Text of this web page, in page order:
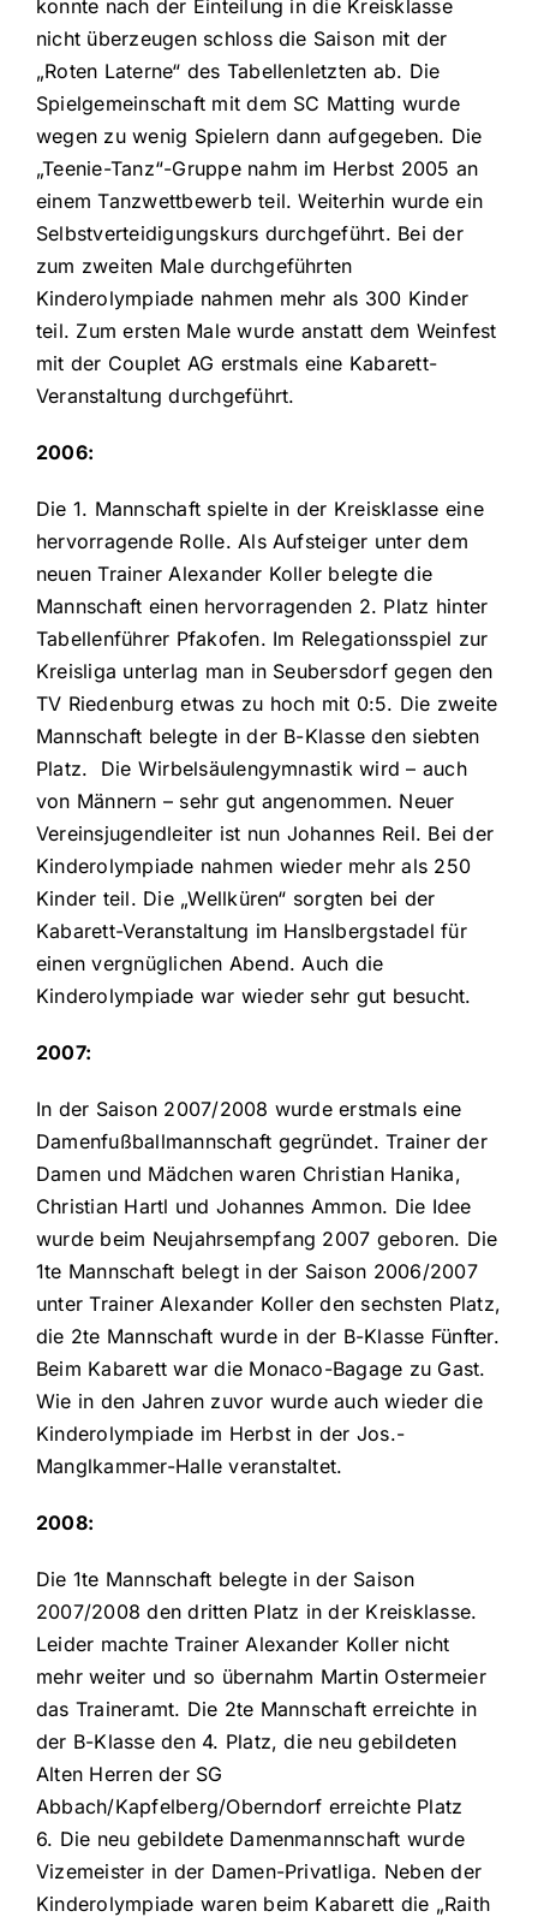
konnte nach der Einteilung in die Kreisklasse
nicht überzeugen schloss die Saison mit der
„Roten Laterne“ des Tabellenletzten ab. Die
Spielgemeinschaft mit dem SC Matting wurde
wegen zu wenig Spielern dann aufgegeben. Die
„Teenie-Tanz“-Gruppe nahm im Herbst 2005 an
einem Tanzwettbewerb teil. Weiterhin wurde ein
Selbstverteidigungskurs durchgeführt. Bei der
zum zweiten Male durchgeführten
Kinderolympiade nahmen mehr als 300 Kinder
teil. Zum ersten Male wurde anstatt dem Weinfest
mit der Couplet AG erstmals eine Kabarett-
Veranstaltung durchgeführt.
2006:
Die 1. Mannschaft spielte in der Kreisklasse eine
hervorragende Rolle. Als Aufsteiger unter dem
neuen Trainer Alexander Koller belegte die
Mannschaft einen hervorragenden 2. Platz hinter
Tabellenführer Pfakofen. Im Relegationsspiel zur
Kreisliga unterlag man in Seubersdorf gegen den
TV Riedenburg etwas zu hoch mit 0:5. Die zweite
Mannschaft belegte in der B-Klasse den siebten
Platz. Die Wirbelsäulengymnastik wird – auch
von Männern – sehr gut angenommen. Neuer
Vereinsjugendleiter ist nun Johannes Reil. Bei der
Kinderolympiade nahmen wieder mehr als 250
Kinder teil. Die „Wellküren“ sorgten bei der
Kabarett-Veranstaltung im Hanslbergstadel für
einen vergnüglichen Abend. Auch die
Kinderolympiade war wieder sehr gut besucht.
2007:
In der Saison 2007/2008 wurde erstmals eine
Damenfußballmannschaft gegründet. Trainer der
Damen und Mädchen waren Christian Hanika,
Christian Hartl und Johannes Ammon. Die Idee
wurde beim Neujahrsempfang 2007 geboren. Die
1te Mannschaft belegt in der Saison 2006/2007
unter Trainer Alexander Koller den sechsten Platz,
die 2te Mannschaft wurde in der B-Klasse Fünfter.
Beim Kabarett war die Monaco-Bagage zu Gast.
Wie in den Jahren zuvor wurde auch wieder die
Kinderolympiade im Herbst in der Jos.-
Manglkammer-Halle veranstaltet.
2008:
Die 1te Mannschaft belegte in der Saison
2007/2008 den dritten Platz in der Kreisklasse.
Leider machte Trainer Alexander Koller nicht
mehr weiter und so übernahm Martin Ostermeier
das Traineramt. Die 2te Mannschaft erreichte in
der B-Klasse den 4. Platz, die neu gebildeten
Alten Herren der SG
Abbach/Kapfelberg/Oberndorf erreichte Platz
6. Die neu gebildete Damenmannschaft wurde
Vizemeister in der Damen-Privatliga. Neben der
Kinderolympiade waren beim Kabarett die „Raith